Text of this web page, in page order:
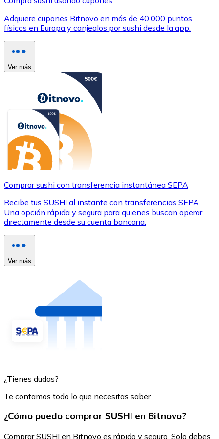
Adquiere cupones Bitnovo en más de 40.000 puntos
físicos en Europa y canjealos por sushi desde la app.
Ver más
Comprar sushi con transferencia instantánea SEPA
Recibe tus SUSHI al instante con transferencias SEPA.
Una opción rápida y segura para quienes buscan operar
directamente desde su cuenta bancaria.
Ver más
¿Tienes dudas?
Te contamos todo lo que necesitas saber
¿Cómo puedo comprar SUSHI en Bitnovo?
Comprar SUSHI en Bitnovo es rápido y seguro. Solo debes